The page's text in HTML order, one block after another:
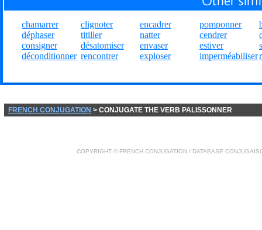
chamarrer
déphaser
consigner
déconditionner
clignoter
titiller
désatomiser
rencontrer
encadrer
natter
envaser
exploser
pomponner
cendrer
estiver
imperméabiliser
FRENCH CONJUGATION > CONJUGATE THE VERB PALISSONNER
COPYRIGHT © FRENCH CONJUGATION / DATABASE